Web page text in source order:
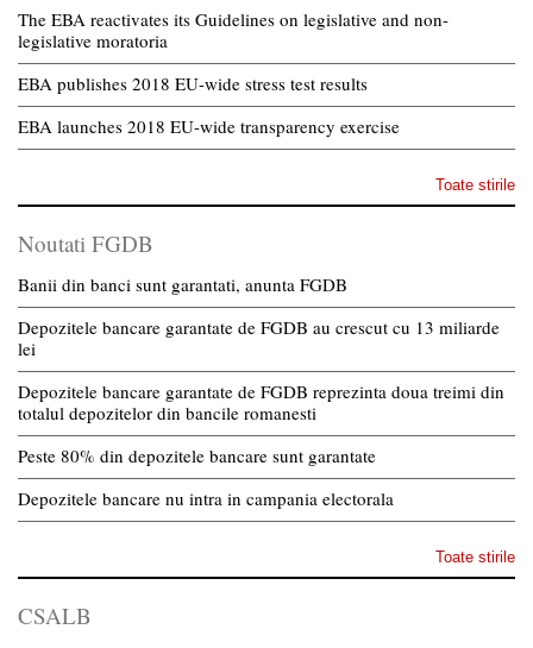
The EBA reactivates its Guidelines on legislative and non-
legislative moratoria
EBA publishes 2018 EU-wide stress test results
EBA launches 2018 EU-wide transparency exercise
Toate stirile
Noutati FGDB
Banii din banci sunt garantati, anunta FGDB
Depozitele bancare garantate de FGDB au crescut cu 13 miliarde
lei
Depozitele bancare garantate de FGDB reprezinta doua treimi din
totalul depozitelor din bancile romanesti
Peste 80% din depozitele bancare sunt garantate
Depozitele bancare nu intra in campania electorala
Toate stirile
CSALB